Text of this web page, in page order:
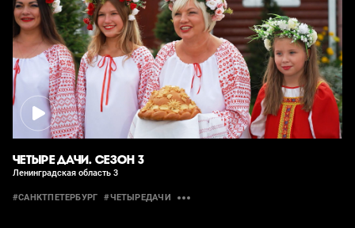
ЧЕТЫРЕ ДАЧИ. СЕЗОН 3
Ленинградская область 3
#САНКТПЕТЕРБУРГ #ЧЕТЫРЕДАЧИ